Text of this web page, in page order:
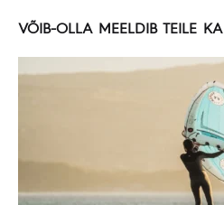
VÕIB-OLLA MEELDIB TEILE KA